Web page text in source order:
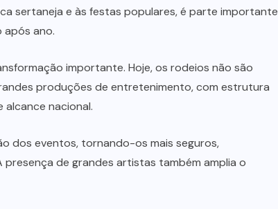
sertaneja e às festas populares, é parte importante
ano.
importante. Hoje, os rodeios não são
produções de entretenimento, com estrutura
nacional.
dos eventos, tornando-os mais seguros,
de grandes artistas também amplia o